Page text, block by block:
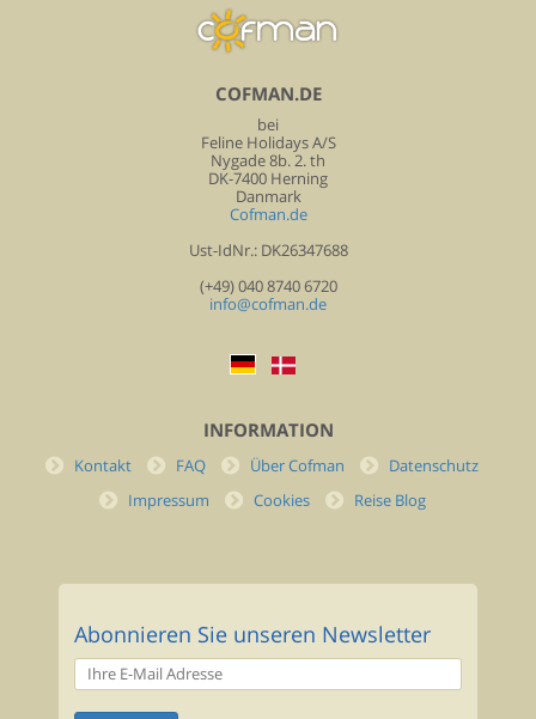
COFMAN.DE
bei
Feline Holidays A/S
Nygade 8b. 2. th
DK-7400 Herning
Danmark
Cofman.de
Ust-IdNr.: DK26347688
(+49) 040 8740 6720
info@cofman.de
INFORMATION
Kontakt FAQ Über Cofman
Datenschutz
Impressum
Cookies Reise Blog
Abonnieren Sie unseren Newsletter